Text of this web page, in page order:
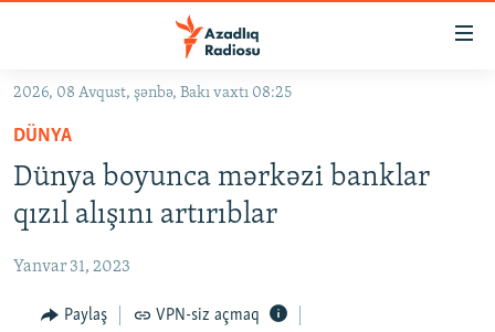
Əsas
qayıt
Əsas
naviqasiyaya
qayıt
KORRUPSIOMETR
#ƏSLINDƏ
FƏRQƏ BAX
QANUNI DOĞRU
2026, 08 Avqust, şənbə, Bakı vaxtı 08:25
DÜNYA
Dünya boyunca mərkəzi banklar
qızıl alışını artırıblar
Yanvar 31, 2023
Paylaş VPN-siz açmaq